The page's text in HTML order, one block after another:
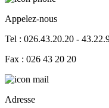
Appelez-nous
Tel : 026.43.20.20 -
Fax : 026 43 20 20
Adresse